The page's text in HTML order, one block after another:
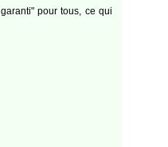
pour tous, ce qui